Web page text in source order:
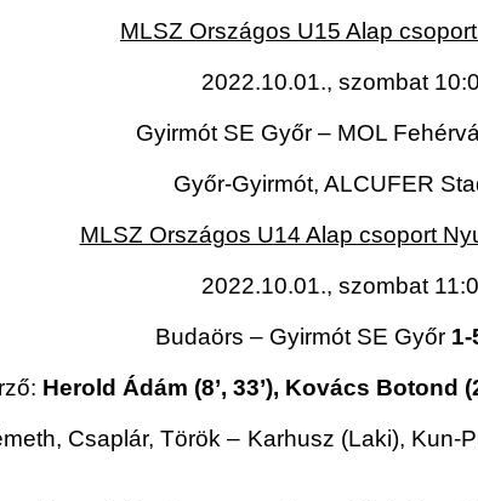
MLSZ Országos U15 Alap
2022.10.01., szombat
Gyirmót SE Győr – MOL
Győr-Gyirmót, ALCUFER
MLSZ Országos U14 Alap csoport
2022.10.01., szombat
Budaörs – Gyirmót SE Győr 1-
Herold Ádám (8’, 33’), Kovács Botond
Csaplár, Török – Karhusz (Laki), Kun-